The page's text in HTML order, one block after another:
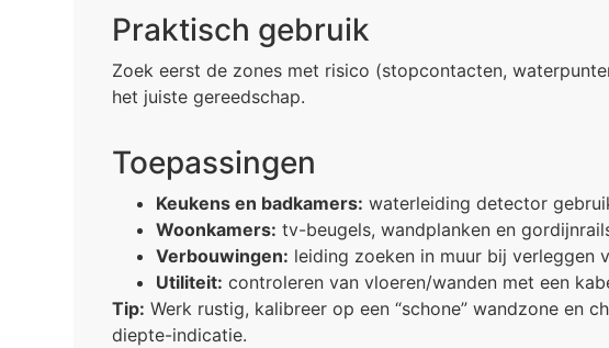
Praktisch gebruik
Zoek eerst de zones met risico (stopcontacten,
het juiste gereedschap.
Toepassingen
Keukens en badkamers: waterleiding detector
Woonkamers: tv-beugels, wandplanken en
Verbouwingen: leiding zoeken in muur bij verleggen
Utiliteit: controleren van vloeren/wanden met een
Tip: Werk rustig, kalibreer op een “schone” wandzone en
diepte-indicatie.